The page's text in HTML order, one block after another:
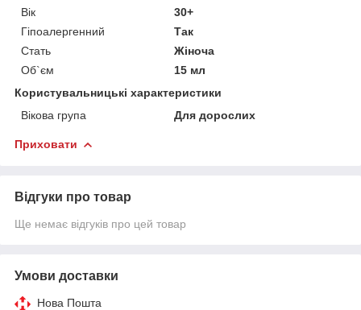
Вік
30+
Гіпоалергенний
Так
Стать
Жіноча
Об`єм
15 мл
Користувальницькі характеристики
Вікова група
Для дорослих
Приховати
Відгуки про товар
Ще немає відгуків про цей товар
Умови доставки
Нова Пошта